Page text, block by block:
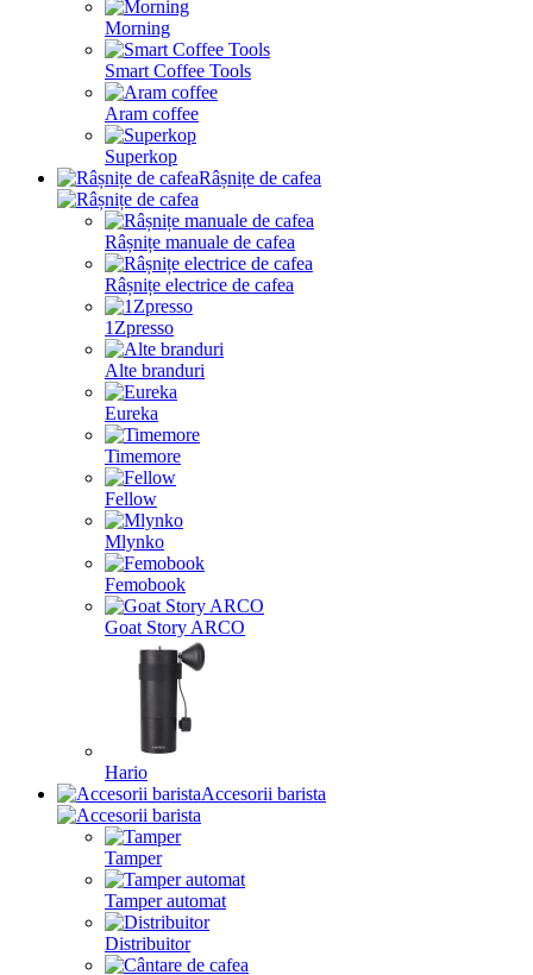
Morning
Smart Coffee Tools
Aram coffee
Superkop
Râșnițe de cafea
Râșnițe manuale de cafea
Râșnițe electrice de cafea
1Zpresso
Alte branduri
Eureka
Timemore
Fellow
Mlynko
Femobook
Goat Story ARCO
Hario
Accesorii barista
Tamper
Tamper automat
Distribuitor